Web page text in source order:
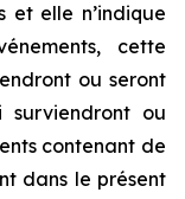
et elle n’indique
cette
ou seront
ou
contenant de
dans le présent